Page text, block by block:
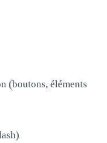
(boutons, éléments